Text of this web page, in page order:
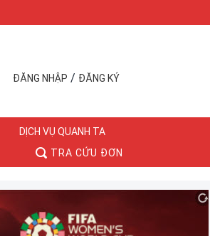
ĐĂNG NHẬP / ĐĂNG KÝ
DỊCH VỤ QUANH TA
TRA CỨU ĐƠN